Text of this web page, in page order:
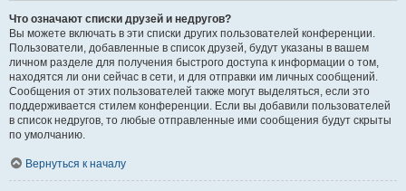
Что означают списки друзей и недругов?
Вы можете включать в эти списки других пользователей конференции.
Пользователи, добавленные в список друзей, будут указаны в вашем
личном разделе для получения быстрого доступа к информации о том,
находятся ли они сейчас в сети, и для отправки им личных сообщений.
Сообщения от этих пользователей также могут выделяться, если это
поддерживается стилем конференции. Если вы добавили пользователей
в список недругов, то любые отправленные ими сообщения будут скрыты
по умолчанию.
Вернуться к началу